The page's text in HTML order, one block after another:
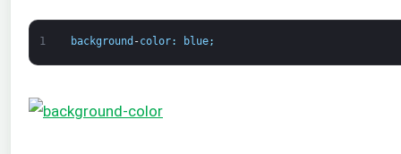
1 background -color: blue;